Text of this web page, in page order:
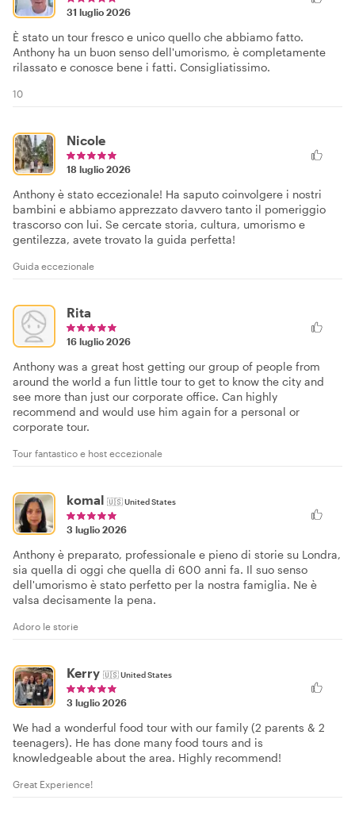
31 luglio 2026
È stato un tour fresco e unico quello che abbiamo fatto.
Anthony ha un buon senso dell'umorismo, è completamente
rilassato e conosce bene i fatti. Consigliatissimo.
10
Nicole
18 luglio 2026
Anthony è stato eccezionale! Ha saputo coinvolgere i nostri
bambini e abbiamo apprezzato davvero tanto il pomeriggio
trascorso con lui. Se cercate storia, cultura, umorismo e
gentilezza, avete trovato la guida perfetta!
Guida eccezionale
Rita
16 luglio 2026
Anthony was a great host getting our group of people from
around the world a fun little tour to get to know the city and
see more than just our corporate office. Can highly
recommend and would use him again for a personal or
corporate tour.
Tour fantastico e host eccezionale
komal 🇺🇸United States
3 luglio 2026
Anthony è preparato, professionale e pieno di storie su Londra,
sia quella di oggi che quella di 600 anni fa. Il suo senso
dell'umorismo è stato perfetto per la nostra famiglia. Ne è
valsa decisamente la pena.
Adoro le storie
Kerry 🇺🇸United States
3 luglio 2026
We had a wonderful food tour with our family (2 parents & 2
teenagers). He has done many food tours and is
knowledgeable about the area. Highly recommend!
Great Experience!